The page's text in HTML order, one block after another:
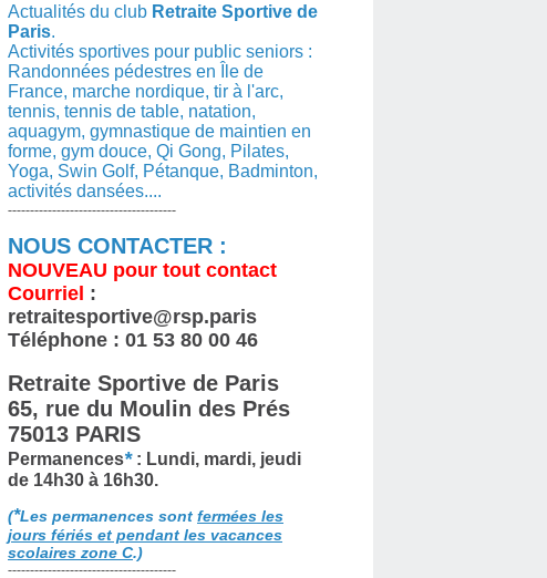
Actualités du club Retraite Sportive de
Paris.
Activités sportives pour public seniors :
Randonnées pédestres en Île de
France, marche nordique, tir à l'arc,
tennis, tennis de table, natation,
aquagym, gymnastique de maintien en
forme, gym douce, Qi Gong, Pilates,
Yoga, Swin Golf, Pétanque, Badminton,
activités dansées....
--------------------------------------
NOUS CONTACTER :
NOUVEAU pour tout contact
Courriel :
retraitesportive@rsp.paris
Téléphone : 01 53 80 00 46
Retraite Sportive de Paris
65, rue du Moulin des Prés
75013 PARIS
Permanences*: Lundi, mardi, jeudi
de 14h30 à 16h30.
(*Les permanences sont fermées les
jours fériés et pendant les vacances
scolaires zone C.)
--------------------------------------